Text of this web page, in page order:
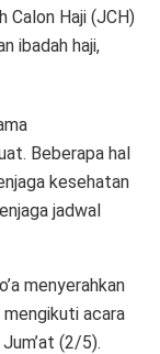
Calon Haji (JCH)
ibadah haji,
Beberapa hal
kesehatan
jadwal
menyerahkan
mengikuti acara
(2/5).